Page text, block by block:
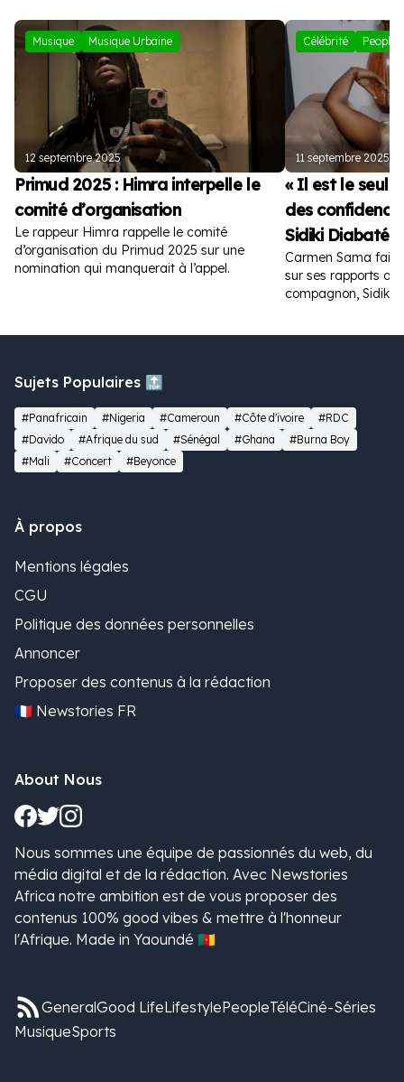
Musique Musique Urbaine
12 septembre 2025
Primud 2025 : Himra interpelle le
comité d’organisation
Le rappeur Himra rappelle le comité
d’organisation du Primud 2025 sur une
nomination qui manquerait à l’appel.
Célébrité People
11 septembre 2025
« Il est le seul
des
Sidiki Diabaté
Carmen Sama fait
sur ses rapports
compagnon, Sidiki
Sujets Populaires 🔝
#Panafricain #Nigeria #Cameroun #Côte d'ivoire
#RDC
#Davido
#Afrique du sud #Sénégal #Ghana
#Burna Boy
#Mali
#Concert #Beyonce
À propos
Mentions légales
CGU
Politique des données personnelles
Annoncer
Proposer des contenus à la rédaction
🇫🇷 Newstories FR
About Nous
Nous sommes une équipe de passionnés du web, du
média digital et de la rédaction. Avec Newstories
Africa notre ambition est de vous proposer des
contenus 100% good vibes & mettre à l'honneur
l'Afrique. Made in Yaoundé 🇨🇲
GeneralGood LifeLifestylePeopleTéléCiné-Séries
MusiqueSports